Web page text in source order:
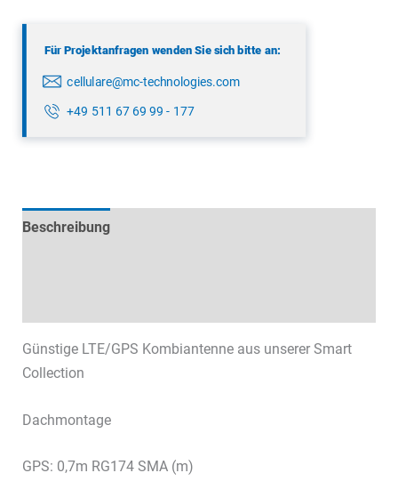
Für Projektanfragen wenden Sie sich bitte an:
cellulare@mc-technologies.com
+49 511 67 69 99 - 177
Beschreibung
Günstige LTE/GPS Kombiantenne aus unserer Smart
Collection
Dachmontage
GPS: 0,7m RG174 SMA (m)